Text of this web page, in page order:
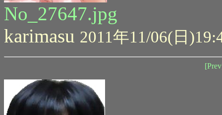
No_27647.jpg
karimasu 2011年11/06(日